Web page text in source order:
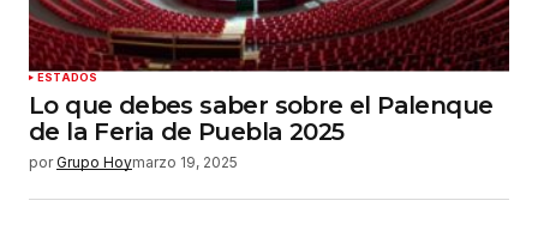
ESTADOS
Lo que debes saber sobre el Palenque
de la Feria de Puebla 2025
por Grupo Hoymarzo 19, 2025